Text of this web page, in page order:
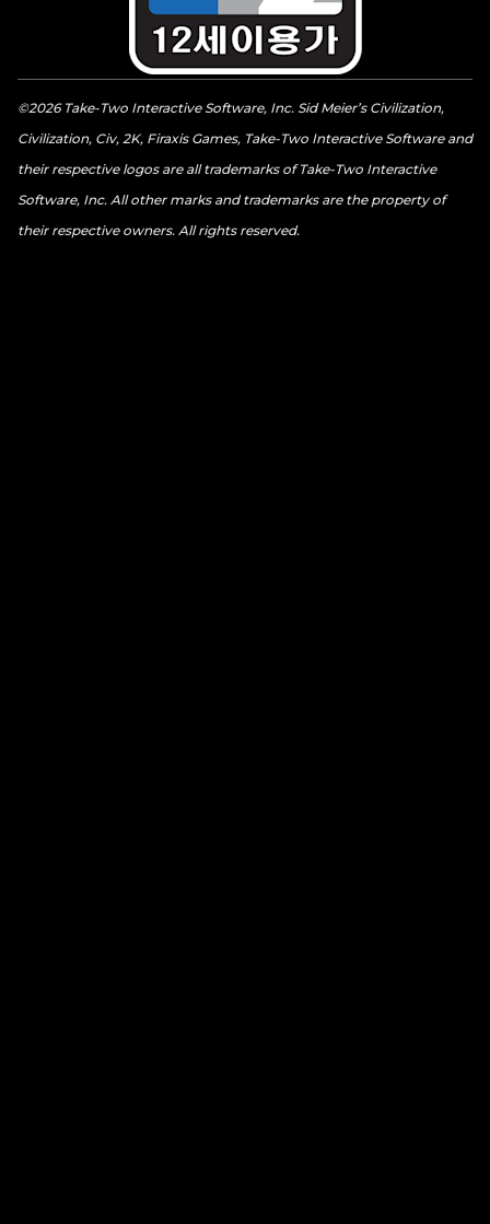
©2026 Take-Two Interactive Software, Inc. Sid Meier’s Civilization,
Civilization, Civ, 2K, Firaxis Games, Take-Two Interactive Software and
their respective logos are all trademarks of Take-Two Interactive
Software, Inc. All other marks and trademarks are the property of
their respective owners. All rights reserved.